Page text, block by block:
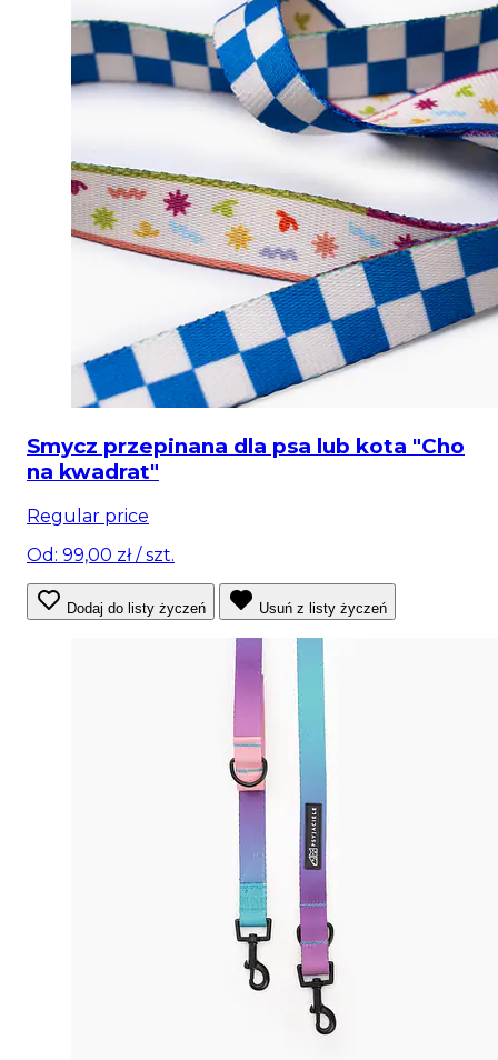
Smycz przepinana dla psa lub kota "Cho
na kwadrat"
Regular price
Od: 99,00 zł/ szt.
Dodaj do listy życzeń Usuń z listy życzeń